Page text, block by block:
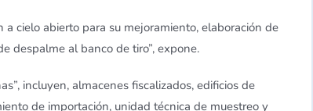
cielo abierto para su mejoramiento, elaboración de
despalme al banco de tiro”, expone.
incluyen, almacenes fiscalizados, edificios de
de importación, unidad técnica de muestreo y